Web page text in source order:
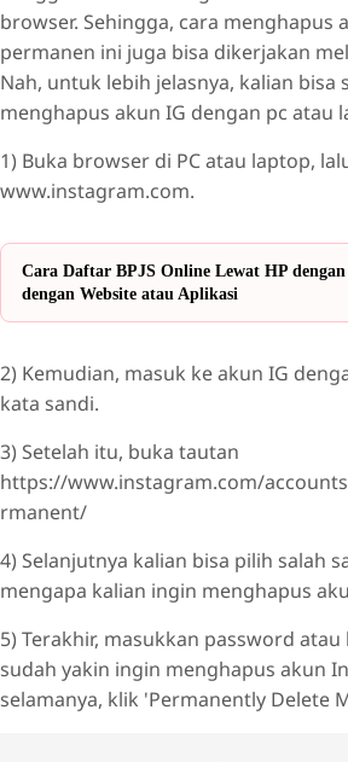
browser. Sehingga, cara menghapus
permanen ini juga bisa dikerjakan
Nah, untuk lebih jelasnya, kalian bisa
menghapus akun IG dengan pc atau
1) Buka browser di PC atau laptop,
www.instagram.com.
Cara Daftar BPJS Online Lewat HP
dengan Website atau Aplikasi
2) Kemudian, masuk ke akun IG
kata sandi.
3) Setelah itu, buka tautan
https://www.instagram.com/
rmanent/
4) Selanjutnya kalian bisa pilih salah
mengapa kalian ingin menghapus
5) Terakhir, masukkan password atau
sudah yakin ingin menghapus akun
selamanya, klik 'Permanently Delete